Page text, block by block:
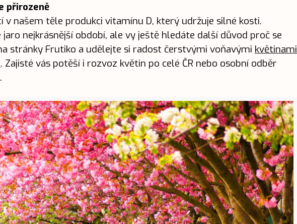
přirozeně
v našem těle produkci vitamínu D, který udržuje silné kosti.
jaro nejkrásnější období, ale vy ještě hledáte další důvod proč se
stránky Frutiko a udělejte si radost čerstvými voňavými květinami
. Zajisté vás potěší i rozvoz květin po celé ČR nebo osobní odběr